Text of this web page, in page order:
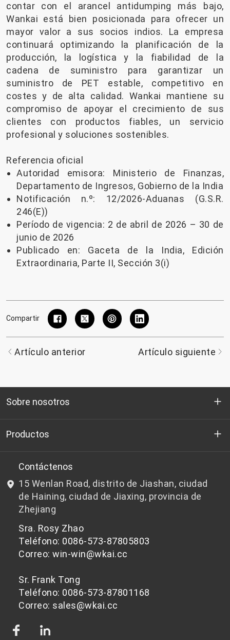
contar con el arancel antidumping más bajo,
Wankai está bien posicionada para ofrecer un
mayor valor a sus socios indios. La empresa
continuará optimizando la planificación de la
producción, la logística y la fiabilidad de la
cadena de suministro para garantizar un
suministro de PET estable, competitivo en
costes y de alta calidad. Wankai mantiene su
compromiso de apoyar el crecimiento de sus
clientes con productos fiables, un servicio
profesional y soluciones sostenibles.
Referencia oficial
Autoridad emisora: Ministerio de Finanzas,
Departamento de Ingresos, Gobierno de la India
Notificación n.º: 12/2026-Aduanas (G.S.R.
246(E))
Período de vigencia: 2 de abril de 2026 – 30 de
junio de 2026
Publicado en: Gaceta de la India, Edición
Extraordinaria, Parte II, Sección 3(i)
Compartir
Artículo anterior Artículo siguiente
Sobre nosotros
Quienes somos
I+D
Noticias y Eventos
política de privacidad
Productos
Chips de PET aptos para botellas
Chips de PET que no son aptos para botellas
Contáctenos
15 Wenlan Road, distrito de Jiashan, ciudad
de Haining, ciudad de Jiaxing, provincia de
Zhejiang
Sra. Rosy Zhao
Teléfono: 0086-573-87805803
Correo: win-win@wkai.cc
Sr. Frank Tong
Teléfono: 0086-573-87801168
Correo: sales@wkai.cc